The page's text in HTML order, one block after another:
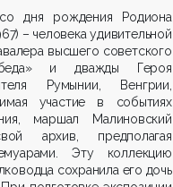
дня рождения Родиона
– человека удивительной
высшего советского
и дважды Героя
Румынии, Венгрии,
участие в событиях
маршал Малиновский
архив, предполагая
Эту коллекцию
сохранила его дочь